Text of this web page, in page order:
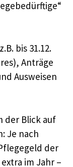
bis 31.12.
Anträge
Ausweisen
der Blick auf
Je nach
der
im Jahr –